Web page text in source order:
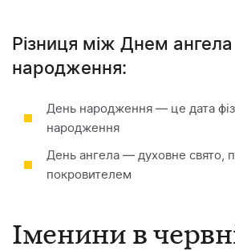
Різниця між Днем
народження:
День народження — це дата
народження
День ангела — духовне свято,
покровителем
Іменини в